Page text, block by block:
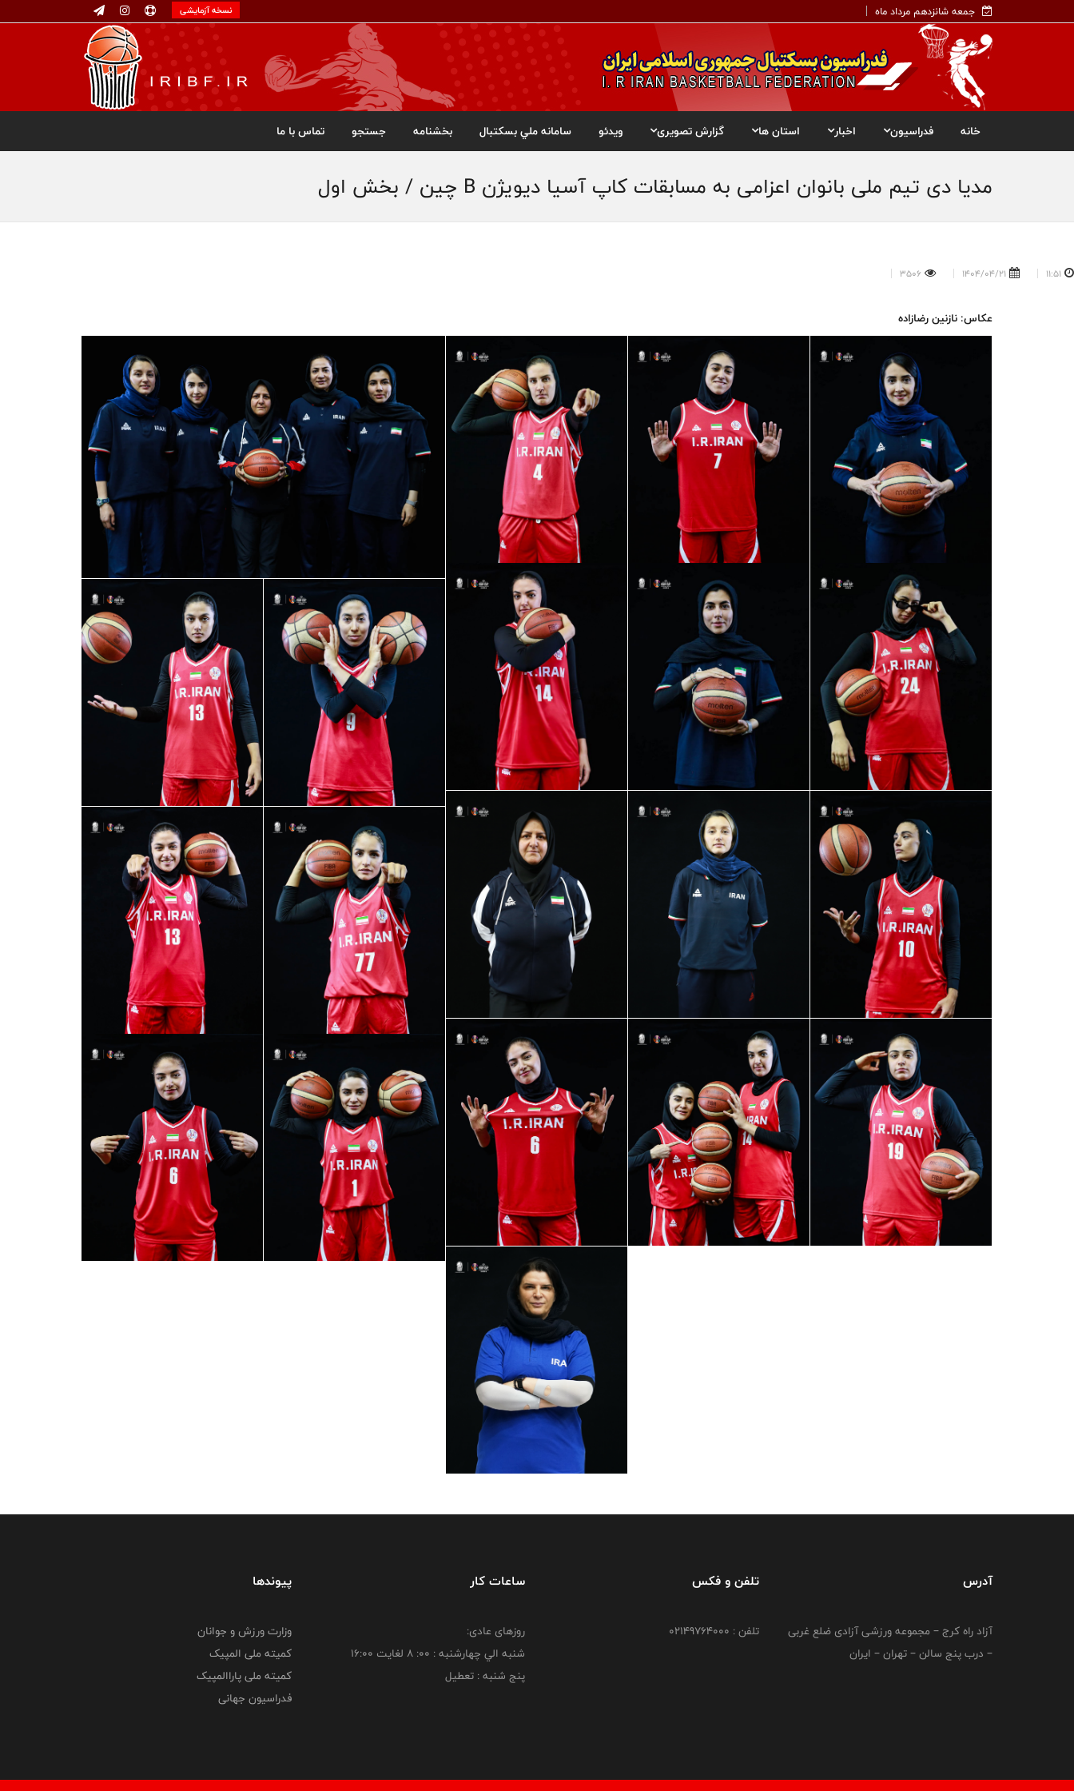
جمعه شانزدهم مرداد ماه نسخه آزمایشی
خانه فدراسیون اخبار استان ها گزارش تصویری ویدئو سامانه ملي بسکتبال بخشنامه جستجو تماس با ما
مدیا دی تیم ملی بانوان اعزامی به مسابقات کاپ آسیا دیویژن B چین / بخش اول
11:51
1404/04/21
3506
عکاس: نازنین رضازاده
آدرس
آزاد راه کرج – مجموعه ورزشی آزادی ضلع غربی
– درب پنج سالن – تهران – ایران
تلفن و فکس
تلفن : 02149764000
ساعات کار
روزهای عادی:
شنبه الي چهارشنبه : 00: 8 لغايت 16:00
پنج شنبه : تعطیل
پیوندها
وزارت ورزش و جوانان
کمیته ملی المپیک
کمیته ملی پاراالمپیک
فدراسیون جهانی